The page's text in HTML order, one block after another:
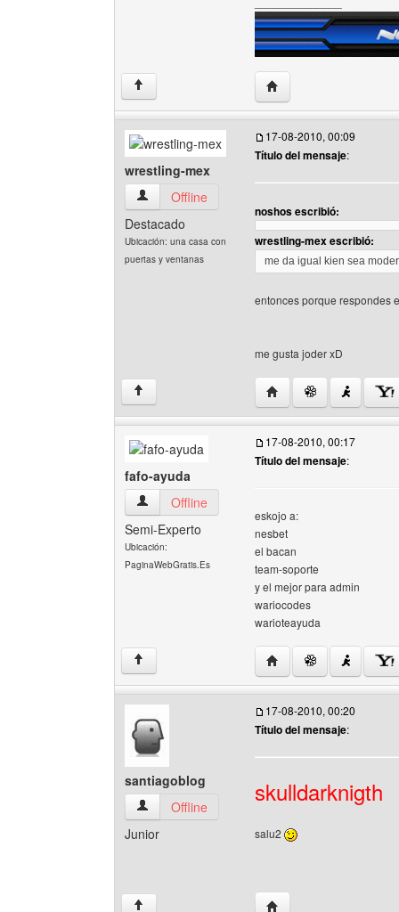
↑ Visitar sitio web del
wrestling-mex
wrestling-mex Ver perfil del usuario
Offline
Destacado
Ubicación: una casa con
puertas y ventanas
17-08-2010, 00:09
Título del mensaje:
noshos escribió:
wrestling-mex escribió:
me da igual kien sea
entonces porque respondes
me gusta joder xD
↑ Visitar sitio web del
fafo-ayuda
fafo-ayuda Ver perfil del usuario
Offline
Semi-Experto
Ubicación:
PaginaWebGratis.Es
17-08-2010, 00:17
Título del mensaje:
eskojo a:
nesbet
el bacan
team-soporte
y el mejor para admin
wariocodes
warioteayuda
↑ Visitar sitio web del
santiagoblog
santiagoblog Ver perfil del usuario
Offline
Junior
17-08-2010, 00:20
Título del mensaje:
skulldarknigth
salu2
↑ Visitar sitio web del